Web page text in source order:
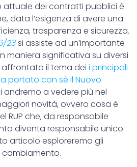
attuale dei contratti pubblici è
data l’esigenza di avere una
trasparenza e sicurezza.
23si assiste ad un’importante
maniera significativa su diversi
il tema dei i principali
portato con sè il Nuovo
andremo a vedere più nel
novità, ovvero cosa è
RUP che, da responsabile
diventa responsabile unico
articolo esploreremo gli